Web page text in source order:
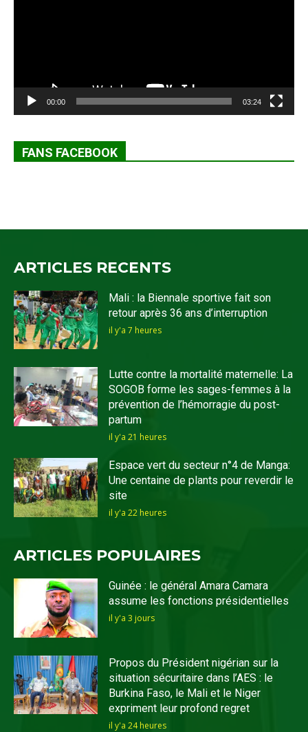
00:00 03:24
FANS FACEBOOK
ARTICLES RECENTS
Mali : la Biennale sportive fait son
retour après 36 ans d’interruption
il y'a 7 heures
Lutte contre la mortalité maternelle: La
SOGOB forme les sages-femmes à la
prévention de l’hémorragie du post-
partum
il y'a 21 heures
Espace vert du secteur n°4 de Manga:
Une centaine de plants pour reverdir le
site
il y'a 22 heures
ARTICLES POPULAIRES
Guinée : le général Amara Camara
assume les fonctions présidentielles
il y'a 3 jours
Propos du Président nigérian sur la
situation sécuritaire dans l’AES : le
Burkina Faso, le Mali et le Niger
expriment leur profond regret
il y'a 24 heures